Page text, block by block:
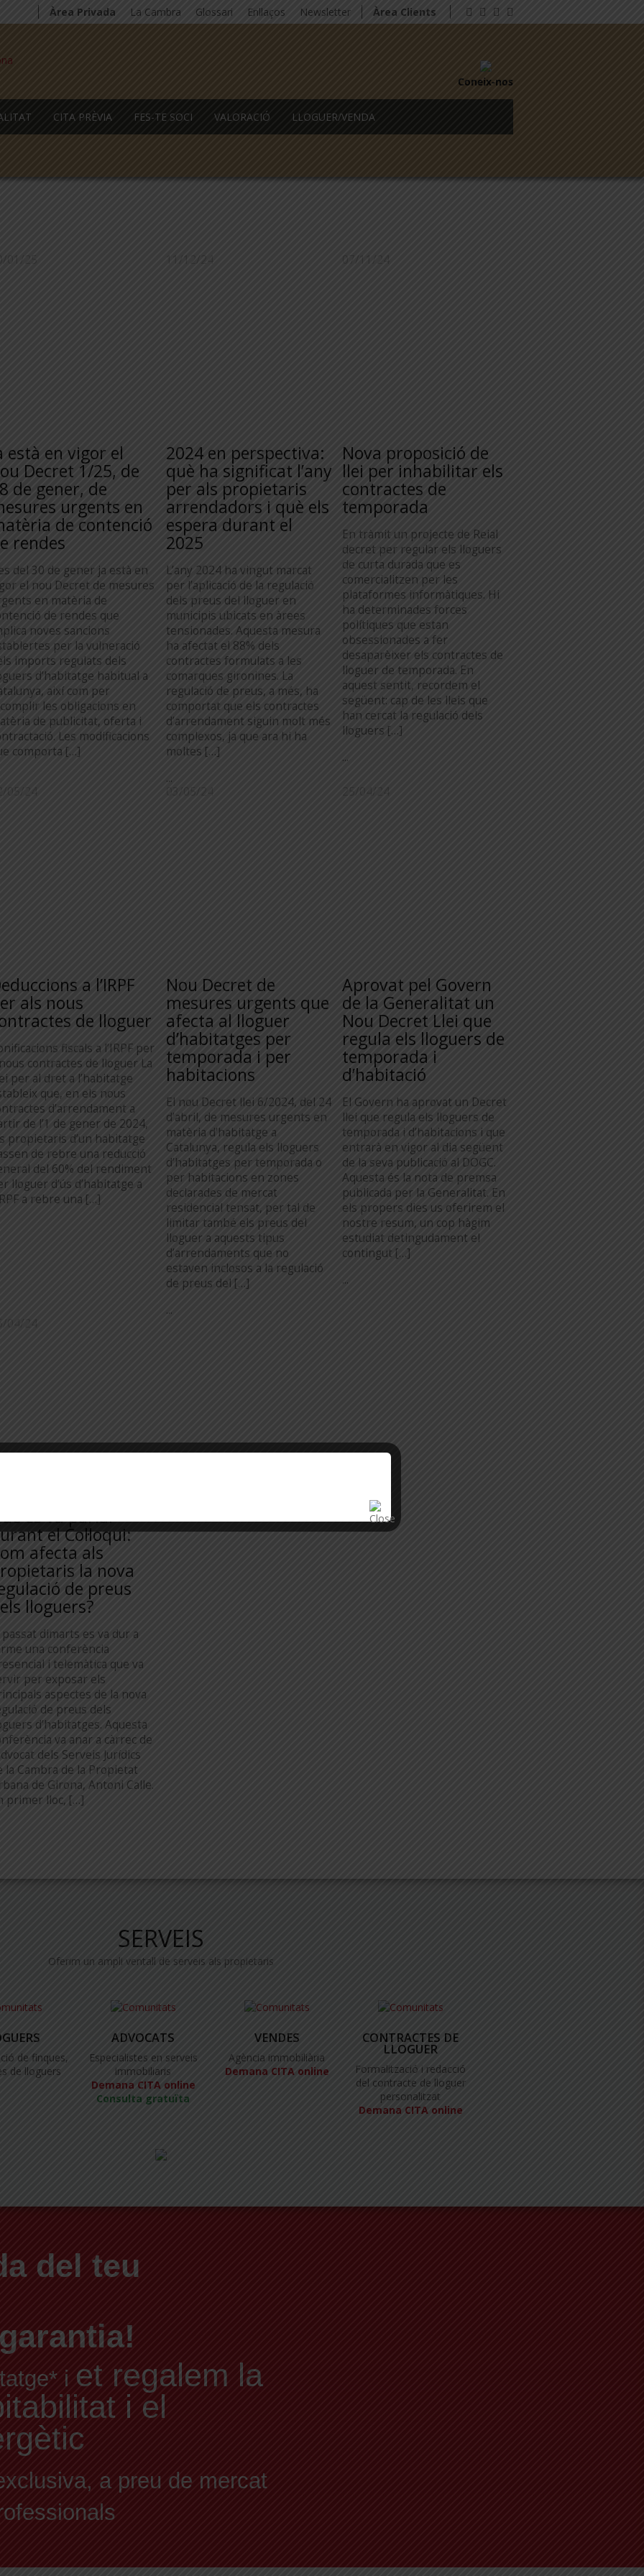
Àrea Privada La Cambra Glossari Enllaços Newsletter Àrea Clients
Coneix-nos
CITA PRÈVIA FES-TE SOCI VALORACIÓ LLOGUER/VENDA
01/25
està en vigor el
Decret 1/25, de
de gener, de
urgents en
de contenció
rendes
del 30 de gener ja està en
el nou Decret de mesures
en matèria de
de rendes que
noves sancions
per la vulneració
imports regulats dels
d’habitatge habitual a
així com per
les obligacions en
de publicitat, oferta i
Les modificacions
comporta […]
11/12/24
2024 en perspectiva:
què ha significat l’any
per als propietaris
arrendadors i què els
espera durant el
2025
L’any 2024 ha vingut marcat
per l’aplicació de la regulació
dels preus del lloguer en
municipis ubicats en àrees
tensionades. Aquesta mesura
ha afectat el 88% dels
contractes formulats a les
comarques gironines. La
regulació de preus, a més, ha
comportat que els contractes
d’arrendament siguin molt més
complexos, ja que ara hi ha
moltes […]
...
07/11/24
Nova proposició de
llei per inhabilitar els
contractes de
temporada
En tràmit un projecte de Reial
decret per regular els lloguers
de curta durada que es
comercialitzen per les
plataformes informàtiques. Hi
ha determinades forces
polítiques que estan
obsessionades a fer
desaparèixer els contractes de
lloguer de temporada. En
aquest sentit, recordem el
següent: cap de les lleis que
han cercat la regulació dels
lloguers […]
...
05/24
a l’IRPF
als nous
de lloguer
fiscals a l’IRPF per
contractes de lloguer La
per al dret a l’habitatge
que, en els nous
d’arrendament a
de l’1 de gener de 2024,
propietaris d’un habitatge
de rebre una reducció
del 60% del rendiment
lloguer d’ús d’habitatge a
a rebre una […]
03/05/24
Nou Decret de
mesures urgents que
afecta al lloguer
d’habitatges per
temporada i per
habitacions
El nou Decret llei 6/2024, del 24
d’abril, de mesures urgents en
matèria d’habitatge a
Catalunya, regula els lloguers
d’habitatges per temporada o
per habitacions en zones
declarades de mercat
residencial tensat, per tal de
limitar també els preus del
lloguer a aquests tipus
d’arrendaments que no
estaven inclosos a la regulació
de preus del […]
...
25/04/24
Aprovat pel Govern
de la Generalitat un
Nou Decret Llei que
regula els lloguers de
temporada i
d’habitació
El Govern ha aprovat un Decret
llei que regula els lloguers de
temporada i d’habitacions i que
entrarà en vigor al dia següent
de la seva publicació al DOGC.
Aquesta és la nota de premsa
publicada per la Generalitat. En
els propers dies us oferirem el
nostre resum, un cop hàgim
estudiat detingudament el
contingut […]
...
04/24
es va parlar
el Col·loqui:
afecta als
la nova
de preus
lloguers?
passat dimarts es va dur a
una conferència
i telemàtica que va
per exposar els
aspectes de la nova
de preus dels
d’habitatges. Aquesta
va anar a càrrec de
dels Serveis Jurídics
la Cambra de la Propietat
de Girona, Antoni Calle.
primer lloc, […]
SERVEIS
Oferim un ampli ventall de serveis als propietaris
de finques,
de lloguers
ADVOCATS
Especialistes en serveis
immobiliaris
Demana CITA online
Consulta gratuïta
VENDES
Agència immobiliària
Demana CITA online
CONTRACTES DE
LLOGUER
Formalització i redacció
del contracte de lloguer
personalitzat
Demana CITA online
del teu
i et regalem la
i el
a preu de mercat